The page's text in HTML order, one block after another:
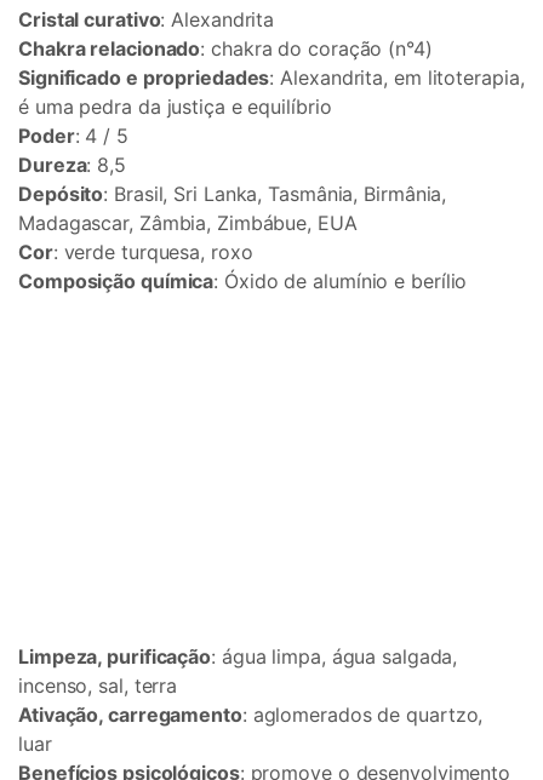
Cristal curativo: Alexandrita
Chakra relacionado: chakra do coração (n°4)
Significado e propriedades: Alexandrita, em litoterapia,
é uma pedra da justiça e equilíbrio
Poder: 4 / 5
Dureza: 8,5
Depósito: Brasil, Sri Lanka, Tasmânia, Birmânia,
Madagascar, Zâmbia, Zimbábue, EUA
Cor: verde turquesa, roxo
Composição química: Óxido de alumínio e berílio
Limpeza, purificação: água limpa, água salgada,
incenso, sal, terra
Ativação, carregamento: aglomerados de quartzo,
luar
Benefícios psicológicos: promove o desenvolvimento